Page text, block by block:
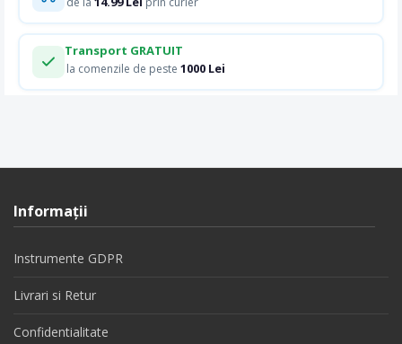
Transport GRATUIT
la comenzile de peste 1000 Lei
Informaţii
Instrumente GDPR
Livrari si Retur
Confidentialitate